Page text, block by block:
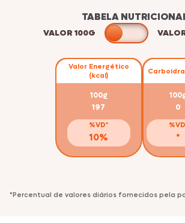
TABELA
VALOR 100G
Valor Energético
(kcal)
100g
197
%VD*
10%
0
*
*Percentual de valores diários fornecidos pela